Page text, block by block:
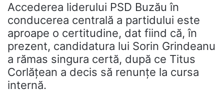
Accederea liderului PSD Buzău în
conducerea centrală a partidului este
aproape o certitudine, dat fiind că, în
prezent, candidatura lui Sorin Grindeanu
a rămas singura certă, după ce Titus
Corlățean a decis să renunțe la cursa
internă.